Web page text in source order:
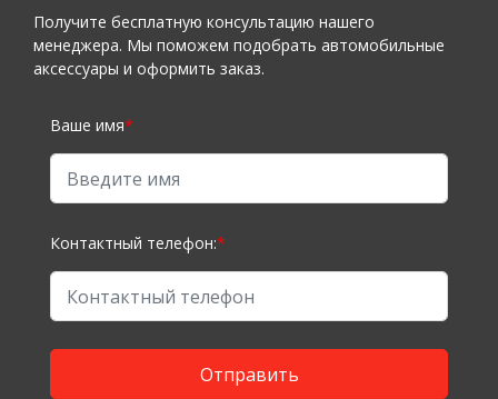
Получите бесплатную консультацию нашего
менеджера. Мы поможем подобрать автомобильные
аксессуары и оформить заказ.
Ваше имя*
Контактный телефон:*